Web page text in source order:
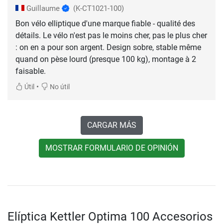
Guillaume (K-CT1021-100)
Bon vélo elliptique d'une marque fiable - qualité des
détails. Le vélo n'est pas le moins cher, pas le plus cher
: on en a pour son argent. Design sobre, stable même
quand on pèse lourd (presque 100 kg), montage à 2
faisable.
Útil • No útil
CARGAR MÁS
MOSTRAR FORMULARIO DE OPINIÓN
Elíptica Kettler Optima 100 Accesorios